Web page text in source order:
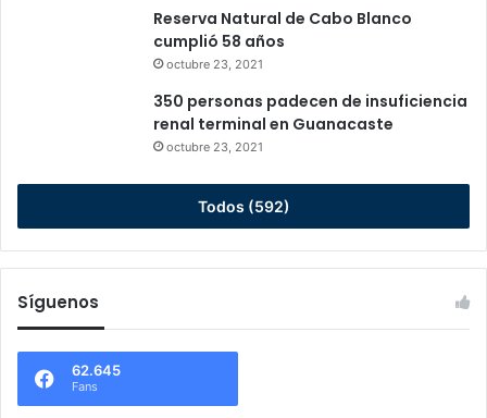
Reserva Natural de Cabo Blanco
cumplió 58 años
octubre 23, 2021
350 personas padecen de insuficiencia
renal terminal en Guanacaste
octubre 23, 2021
Todos (592)
Síguenos
62.645
Fans